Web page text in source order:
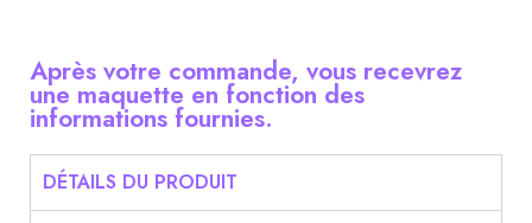
Après votre commande, vous recevrez
une maquette en fonction des
informations fournies.
DÉTAILS DU PRODUIT